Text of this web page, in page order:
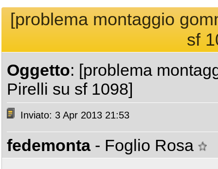
[problema montaggio
sf
Oggetto: [problema
Pirelli su sf 1098]
Inviato: 3 Apr 2013 21:53
fedemonta - Foglio Rosa